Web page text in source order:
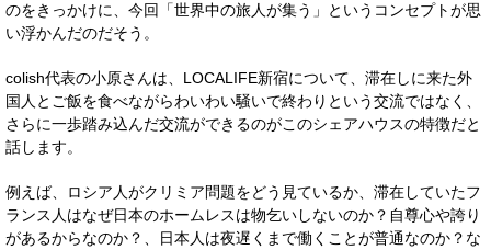
のをきっかけに、今回「世界中の旅人が集う」というコンセプトが思
い浮かんだのだそう。
colish代表の小原さんは、LOCALIFE新宿について、滞在しに来た外
国人とご飯を食べながらわいわい騒いで終わりという交流ではなく、
さらに一歩踏み込んだ交流ができるのがこのシェアハウスの特徴だと
話します。
例えば、ロシア人がクリミア問題をどう見ているか、滞在していたフ
ランス人はなぜ日本のホームレスは物乞いしないのか？自尊心や誇り
があるからなのか？、日本人は夜遅くまで働くことが普通なのか？な